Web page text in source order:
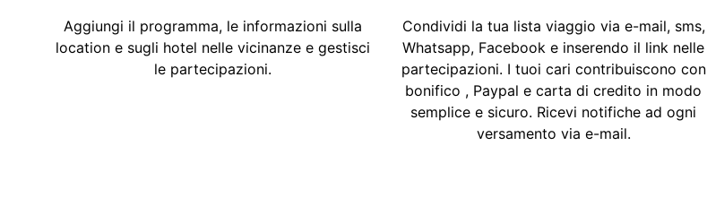
Aggiungi il programma, le informazioni sulla
location e sugli hotel nelle vicinanze e gestisci
le partecipazioni.
Condividi la tua lista viaggio via e-mail, sms,
Whatsapp, Facebook e inserendo il link nelle
partecipazioni. I tuoi cari contribuiscono con
bonifico , Paypal e carta di credito in modo
semplice e sicuro. Ricevi notifiche ad ogni
versamento via e-mail.